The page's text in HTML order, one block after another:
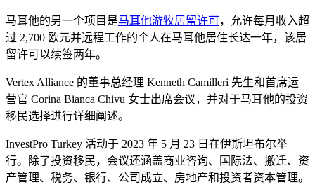
马耳他的另一个项目是马耳他游牧居留许可，允许每月收入超
过 2,700 欧元并远程工作的个人在马耳他居住长达一年，该居
留许可以续签两年。
Vertex Alliance 的董事总经理 Kenneth Camilleri 先生和首席运
营官 Corina Bianca Chivu 女士出席会议，并对于马耳他的投资
移民选择进行详细阐述。
InvestPro Turkey 活动于 2023 年 5 月 23 日在伊斯坦布尔举
行。除了投资移民，会议还涵盖商业咨询、国际法、搬迁、资
产管理、税务、银行、公司成立、房地产和投资者资本管理。